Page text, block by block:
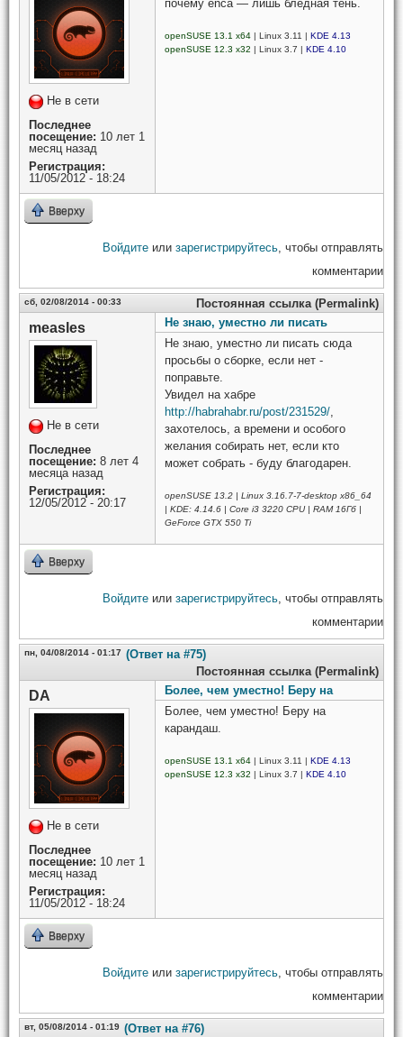
Не в сети
Последнее
посещение: 10 лет 1
месяц назад
Регистрация:
11/05/2012 - 18:24
почему enca — лишь бледная тень.
openSUSE 13.1 x64 | Linux 3.11 | KDE 4.13
openSUSE 12.3 x32 | Linux 3.7 | KDE 4.10
Вверху
Войдите или зарегистрируйтесь , чтобы отправлять
комментарии
сб, 02/08/2014 - 00:33 Постоянная ссылка (Permalink)
measles
Не в сети
Последнее
посещение: 8 лет 4
месяца назад
Регистрация:
12/05/2012 - 20:17
Не знаю, уместно ли писать
Не знаю, уместно ли писать сюда
просьбы о сборке, если нет -
поправьте.
Увидел на хабре
http://habrahabr.ru/post/231529/
захотелось, а времени и особого
желания собирать нет, если кто
может собрать - буду благодарен.
openSUSE 13.2 | Linux 3.16.7-7-desktop x86_64
| KDE: 4.14.6 | Core i3 3220 CPU | RAM 16Гб |
GeForce GTX 550 Ti
Вверху
Войдите или зарегистрируйтесь , чтобы отправлять
комментарии
пн, 04/08/2014 - 01:17 (Ответ на #75)
Постоянная ссылка (Permalink)
DA
Не в сети
Последнее
посещение: 10 лет 1
месяц назад
Регистрация:
11/05/2012 - 18:24
Более, чем уместно! Беру на
Более, чем уместно! Беру на
карандаш.
openSUSE 13.1 x64 | Linux 3.11 | KDE 4.13
openSUSE 12.3 x32 | Linux 3.7 | KDE 4.10
Вверху
Войдите или зарегистрируйтесь , чтобы отправлять
комментарии
вт, 05/08/2014 - 01:19 (Ответ на #76)